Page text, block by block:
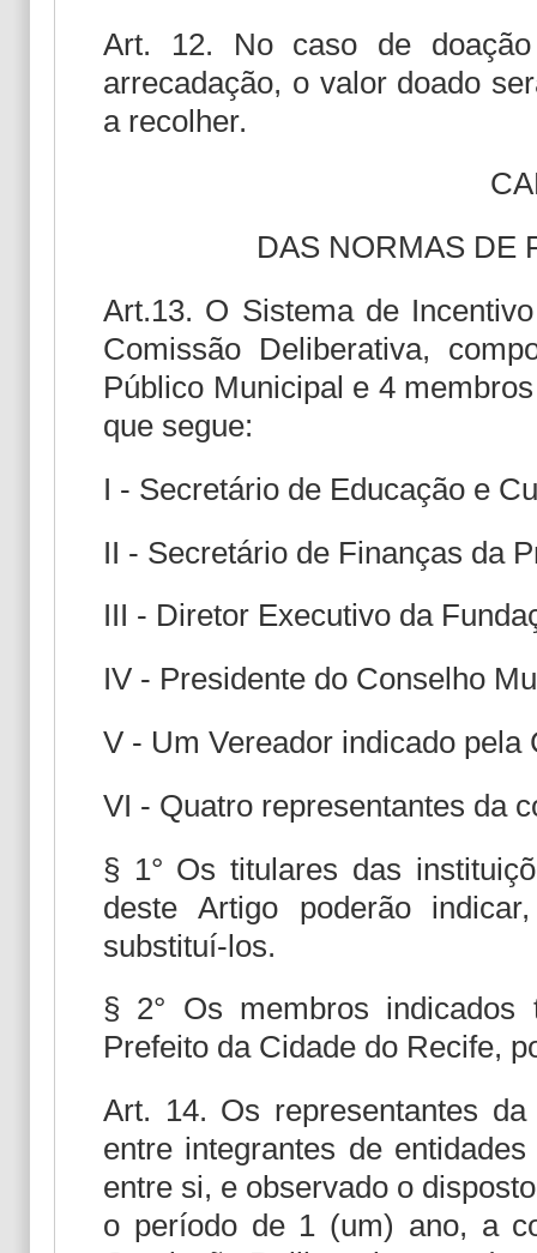
Art. 12. No caso de
arrecadação, o valor doado
a recolher.
DAS NORMAS DE
Art.13. O Sistema de
Comissão Deliberativa,
Público Municipal e 4
que segue:
I - Secretário de Educação e
II - Secretário de Finanças da
III - Diretor Executivo da
IV - Presidente do Conselho
V - Um Vereador indicado
VI - Quatro representantes da
§ 1° Os titulares das
deste Artigo poderão
substituí-los.
§ 2° Os membros indicados
Prefeito da Cidade do Recife,
Art. 14. Os representantes
entre integrantes de
entre si, e observado o
o período de 1 (um) ano, a